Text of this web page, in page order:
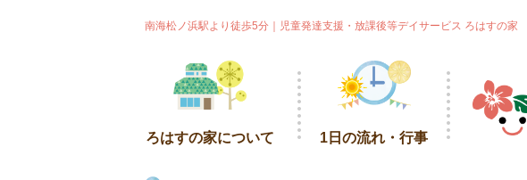
南海松ノ浜駅より徒歩5分｜児童発達支援・放課後等デイサービス ろはすの家
ろはすの家について 1日の流れ・行事